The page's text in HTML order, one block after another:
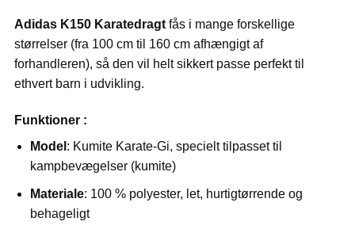
Adidas K150 Karatedragtfås i mange forskellige
størrelser (fra 100 cm til 160 cm afhængigt af
forhandleren), så den vil helt sikkert passe perfekt til
ethvert barn i udvikling.
Funktioner :
Model : Kumite Karate-Gi, specielt tilpasset til
kampbevægelser (kumite)
Materiale: 100 % polyester, let, hurtigtørrende og
behageligt